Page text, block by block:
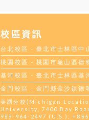
校區資訊
台北校區 - 臺北市士林區
桃園校區 - 桃園市龜山區
基河校區 - 臺北市士林區
金門校區 - 金門縣金沙鎮
美國分校(Michigan
University, 7400 Bay
989-964-2497 (U.S.);